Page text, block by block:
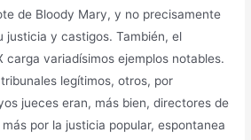
de Bloody Mary, y no precisamente
justicia y castigos. También, el
carga variadísimos ejemplos notables.
legítimos, otros, por
jueces eran, más bien, directores de
por la justicia popular, espontanea